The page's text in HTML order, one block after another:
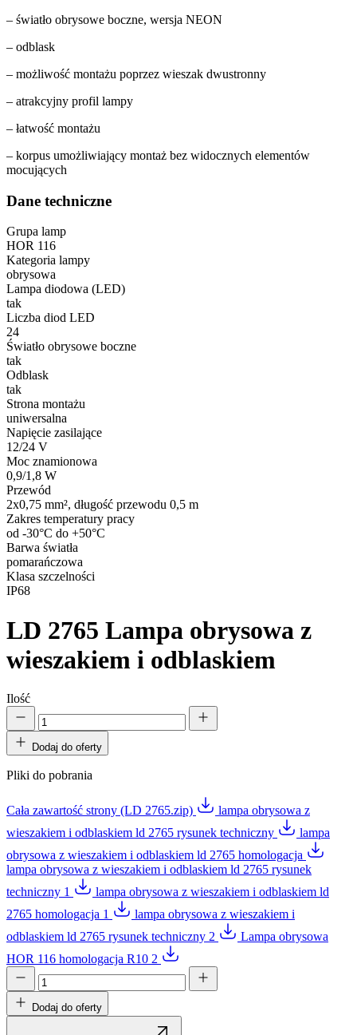
– światło obrysowe boczne, wersja NEON
– odblask
– możliwość montażu poprzez wieszak dwustronny
– atrakcyjny profil lampy
– łatwość montażu
– korpus umożliwiający montaż bez widocznych elementów
mocujących
Dane techniczne
Grupa lamp
HOR 116
Kategoria lampy
obrysowa
Lampa diodowa (LED)
tak
Liczba diod LED
24
Światło obrysowe boczne
tak
Odblask
tak
Strona montażu
uniwersalna
Napięcie zasilające
12/24 V
Moc znamionowa
0,9/1,8 W
Przewód
2x0,75 mm², długość przewodu 0,5 m
Zakres temperatury pracy
od -30°C do +50°C
Barwa światła
pomarańczowa
Klasa szczelności
IP68
LD 2765 Lampa obrysowa z
wieszakiem i odblaskiem
Ilość
Dodaj do oferty
Pliki do pobrania
Cała zawartość strony (LD 2765.zip)
lampa obrysowa z
wieszakiem i odblaskiem ld 2765 rysunek techniczny
lampa
obrysowa z wieszakiem i odblaskiem ld 2765 homologacja
lampa obrysowa z wieszakiem i odblaskiem ld 2765 rysunek
techniczny 1
lampa obrysowa z wieszakiem i odblaskiem ld
2765 homologacja 1
lampa obrysowa z wieszakiem i
odblaskiem ld 2765 rysunek techniczny 2
Lampa obrysowa
HOR 116 homologacja R10 2
Dodaj do oferty